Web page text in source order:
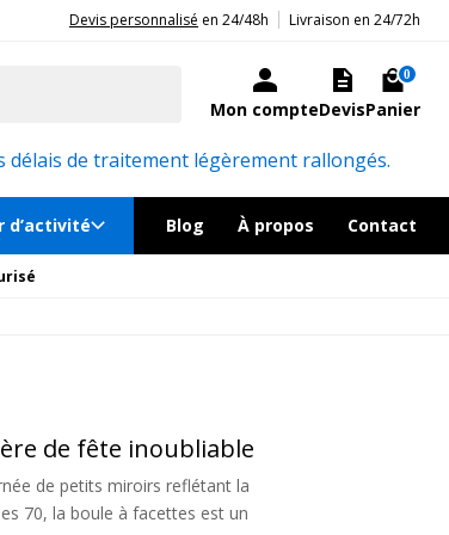
aux côtés des professionnels et acteurs publics.
Devis personnalisé en 24/48h Livraison en 24/72h
Mon compteDevisPanier
0
délais de traitement légèrement rallongés.
d’activité Blog À propos Contact
de fête inoubliable
de petits miroirs reflétant la
70, la boule à facettes est un